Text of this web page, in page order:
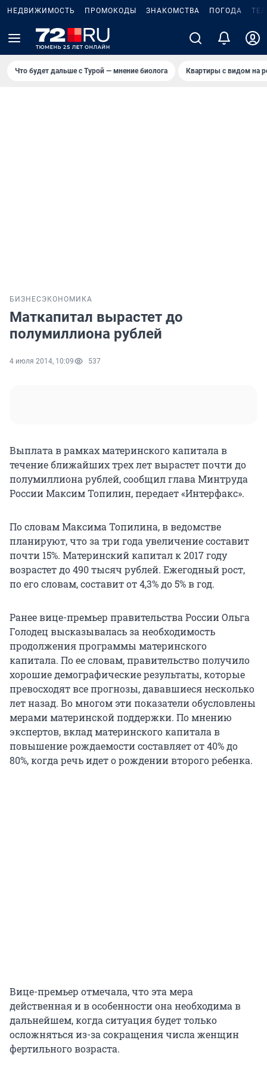
НЕДВИЖИМОСТЬ ПРОМОКОДЫ ЗНАКОМСТВА ПОГОДА
Что будет дальше с Турой — мнение биолога Квартиры с видом на
БИЗНЕС ЭКОНОМИКА
Маткапитал вырастет до
полумиллиона рублей
4 июля 2014, 10:09 537
Выплата в рамках материнского капитала в
течение ближайших трех лет вырастет почти до
полумиллиона рублей, сообщил глава Минтруда
России Максим Топилин, передает «Интерфакс».
По словам Максима Топилина, в ведомстве
планируют, что за три года увеличение составит
почти 15%. Материнский капитал к 2017 году
возрастет до 490 тысяч рублей. Ежегодный рост,
по его словам, составит от 4,3% до 5% в год.
Ранее вице-премьер правительства России Ольга
Голодец высказывалась за необходимость
продолжения программы материнского
капитала. По ее словам, правительство получило
хорошие демографические результаты, которые
превосходят все прогнозы, дававшиеся несколько
лет назад. Во многом эти показатели обусловлены
мерами материнской поддержки. По мнению
экспертов, вклад материнского капитала в
повышение рождаемости составляет от 40% до
80%, когда речь идет о рождении второго ребенка.
Вице-премьер отмечала, что эта мера
действенная и в особенности она необходима в
дальнейшем, когда ситуация будет только
осложняться из-за сокращения числа женщин
фертильного возраста.